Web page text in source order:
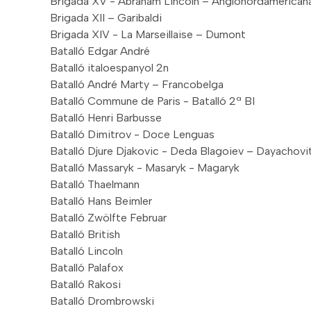
Brigada XII – Garibaldi
Brigada XIV - La Marseillaise – Dumont
Batalló Edgar André
Batalló italoespanyol 2n
Batalló André Marty – Francobelga
Batalló Commune de Paris - Batalló 2ª BI
Batalló Henri Barbusse
Batalló Dimitrov - Doce Lenguas
Batalló Djure Djakovic - Deda Blagoiev –
Batalló Massaryk - Masaryk - Magaryk
Batalló Thaelmann
Batalló Hans Beimler
Batalló Zwölfte Februar
Batalló British
Batalló Lincoln
Batalló Palafox
Batalló Rakosi
Batalló Drombrowski